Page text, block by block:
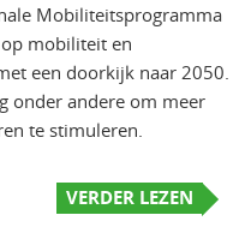
Mobiliteitsprogramma
mobiliteit en
een doorkijk naar 2050.
onder andere om meer
te stimuleren.
VERDER LEZEN